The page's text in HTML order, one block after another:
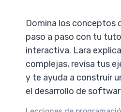
Sepia
Columnas
Domina los conceptos
paso a paso con tu
interactiva. Lara
complejas, revisa tus
y te ayuda a construir
el desarrollo de